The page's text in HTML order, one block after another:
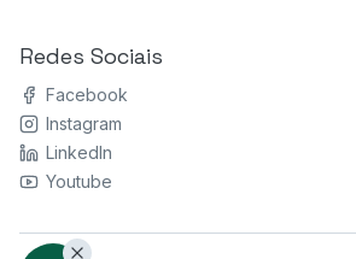
Redes Sociais
Facebook
Instagram
LinkedIn
Youtube